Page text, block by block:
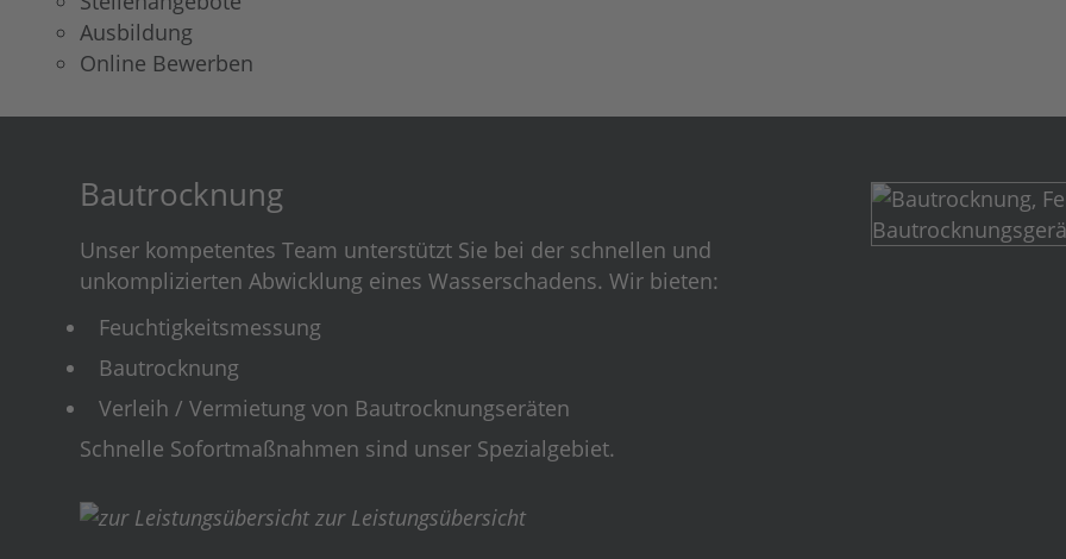
Ausbildung
Online Bewerben
Bautrocknung
Unser kompetentes Team unterstützt Sie bei der schnellen und
unkomplizierten Abwicklung eines Wasserschadens. Wir bieten:
Feuchtigkeitsmessung
Bautrocknung
Verleih / Vermietung von Bautrocknungseräten
Schnelle Sofortmaßnahmen sind unser Spezialgebiet.
zur Leistungsübersicht